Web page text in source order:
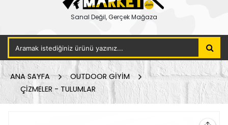
Sanal Değil, Gerçek Mağaza
ANA SAYFA
OUTDOOR GİYİM
ÇİZMELER - TULUMLAR